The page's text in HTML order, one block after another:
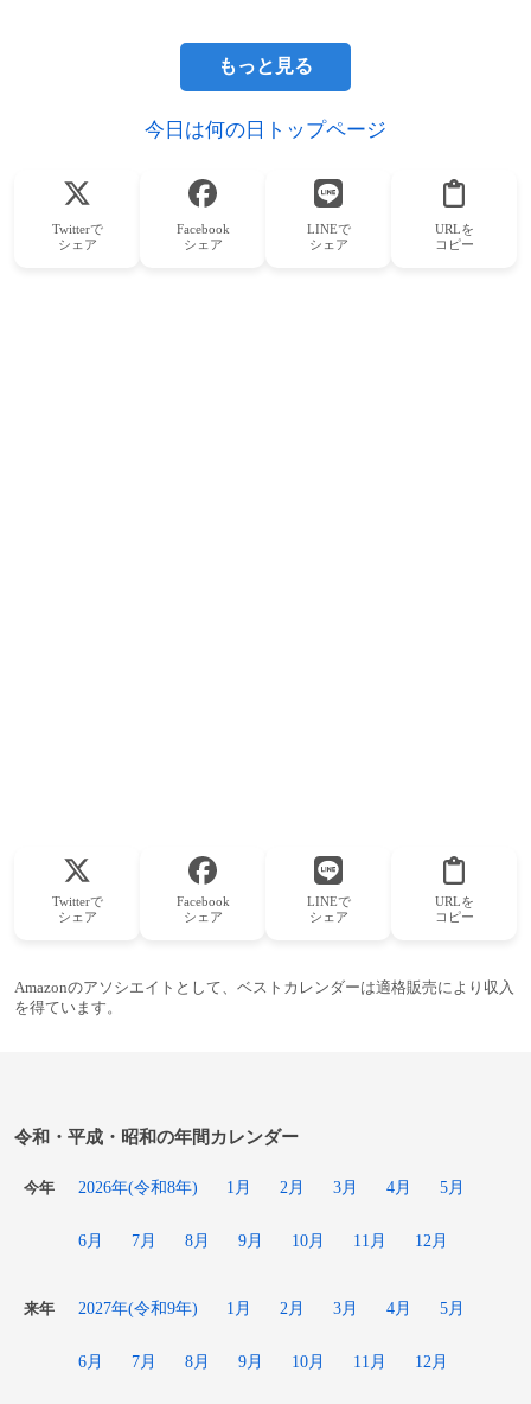
もっと見る
今日は何の日トップページ
Twitterで
シェア
Facebook
シェア
LINEで
シェア
URLを
コピー
Twitterで
シェア
Facebook
シェア
LINEで
シェア
URLを
コピー
Amazonのアソシエイトとして、ベストカレンダーは適格販売により収入
を得ています。
令和・平成・昭和の年間カレンダー
今年 2026年(令和8年) 1月 2月 3月 4月 5月
6月 7月 8月 9月 10月 11月 12月
来年 2027年(令和9年) 1月 2月 3月 4月 5月
6月 7月 8月 9月 10月 11月 12月